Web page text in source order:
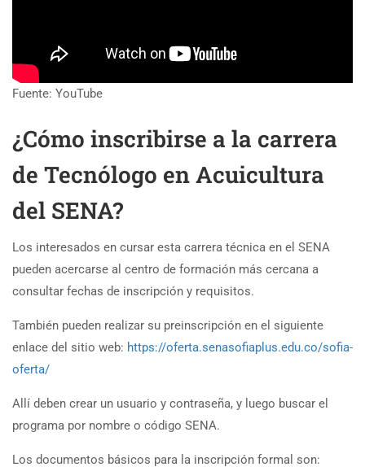
Fuente: YouTube
¿Cómo inscribirse a la carrera
de Tecnólogo en Acuicultura
del SENA?
Los interesados en cursar esta carrera técnica en el SENA
pueden acercarse al centro de formación más cercana a
consultar fechas de inscripción y requisitos.
También pueden realizar su preinscripción en el siguiente
enlace del sitio web: https://oferta.senasofiaplus.edu.co/sofia-
oferta/
Allí deben crear un usuario y contraseña, y luego buscar el
programa por nombre o código SENA.
Los documentos básicos para la inscripción formal son: